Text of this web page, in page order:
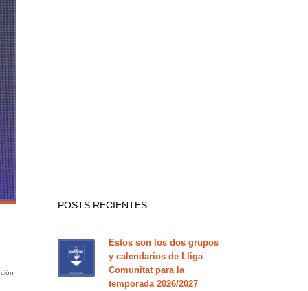
POSTS RECIENTES
Estos son los dos grupos
y calendarios de Lliga
Comunitat para la
temporada 2026/2027